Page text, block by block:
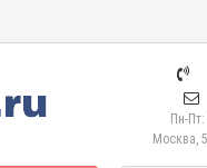
Пн-
Москва,